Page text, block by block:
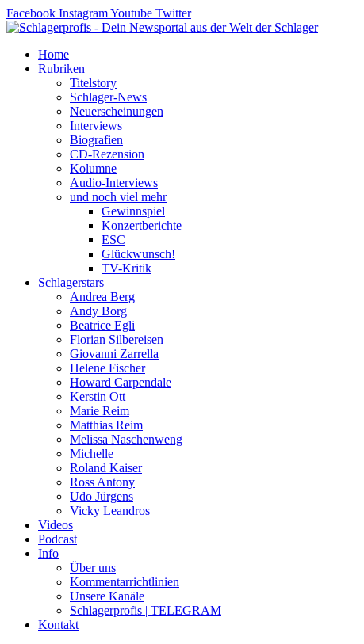
Zum
Inhalt
Facebook InstagramYoutube Twitter
Home
Rubriken
Titelstory
Schlager-News
Neuerscheinungen
Interviews
Biografien
CD-Rezension
Kolumne
Audio-Interviews
und noch viel mehr
Gewinnspiel
Konzertberichte
ESC
Glückwunsch!
TV-Kritik
Schlagerstars
Andrea Berg
Andy Borg
Beatrice Egli
Florian Silbereisen
Giovanni Zarrella
Helene Fischer
Howard Carpendale
Kerstin Ott
Marie Reim
Matthias Reim
Melissa Naschenweng
Michelle
Roland Kaiser
Ross Antony
Udo Jürgens
Vicky Leandros
Videos
Podcast
Info
Über uns
Kommentarrichtlinien
Unsere Kanäle
Schlagerprofis | TELEGRAM
Kontakt